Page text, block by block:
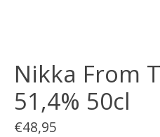
Nikka From
51,4% 50cl
€48,95